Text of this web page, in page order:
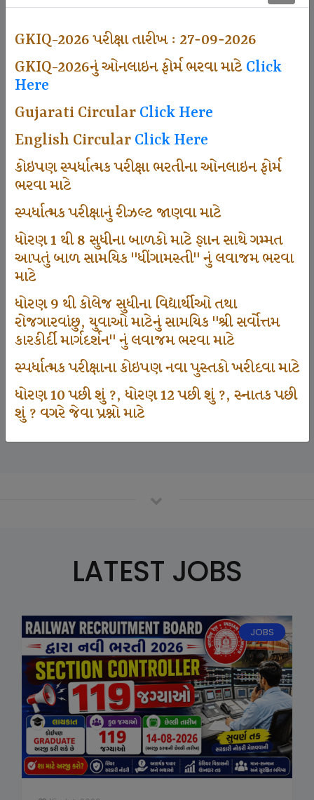
GKIQ-2026 પરીક્ષા તારીખ : 27-09-2026
GKIQ-2026નું ઓનલાઇન ફોર્મ ભરવા માટેClick
Here
Gujarati CircularClick Here
English CircularClick Here
કોઇપણ સ્પર્ધાત્મક પરીક્ષા ભરતીના ઓનલાઇન ફોર્મ
ભરવા માટે
સ્પર્ધાત્મક પરીક્ષાનું રીઝલ્ટ જાણવા માટે
ધોરણ 1 થી 8 સુધીના બાળકો માટે જ્ઞાન સાથે ગમ્મત
આપતું બાળ સામયિક "ધીંગામસ્તી" નું લવાજમ ભરવા
માટે
ધોરણ 9 થી કોલેજ સુધીના વિદ્યાર્થીઓ તથા
રોજગારવાંછુ, યુવાઓ માટેનું સામયિક "શ્રી સર્વોત્તમ
કારકીર્દી માર્ગદર્શન" નું લવાજમ ભરવા માટે
સ્પર્ધાત્મક પરીક્ષાના કોઇપણ નવા પુસ્તકો ખરીદવા માટે
ધોરણ 10 પછી શું ?, ધોરણ 12 પછી શું ?, સ્નાતક પછી
શું ? વગરે જેવા પ્રશ્નો માટે
500
Dhingamasti Subscription
671
1000
Participate School In GKIQ
125000
LATEST JOBS
JOBS